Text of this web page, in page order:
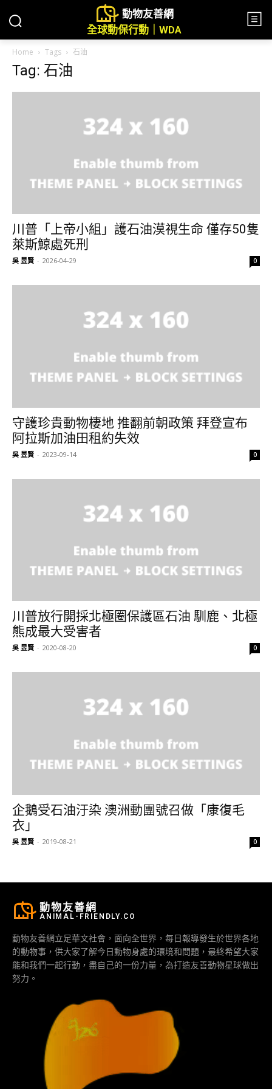
動物友善網
全球動保行動｜WDA
Home Tags 石油
Tag: 石油
川普「上帝小組」護石油漠視生命 僅存50隻
萊斯鯨處死刑
吳 昱賢 - 2026-04-29 0
守護珍貴動物棲地 推翻前朝政策 拜登宣布
阿拉斯加油田租約失效
吳 昱賢 - 2023-09-14 0
川普放行開採北極圈保護區石油 馴鹿、北極
熊成最大受害者
吳 昱賢 - 2020-08-20 0
企鵝受石油汙染 澳洲動團號召做「康復毛
衣」
吳 昱賢 - 2019-08-21 0
動物友善網
ANIMAL-FRIENDLY.CO
動物友善網立足華文社會，面向全世界，每日報導發生於世界各地
的動物事，供大家了解今日動物身處的環境和問題，最終希望大家
能和我們一起行動，盡自己的一份力量，為打造友善動物星球做出
努力。